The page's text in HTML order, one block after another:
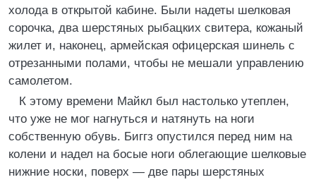
холода в открытой кабине. Были надеты шелковая
сорочка, два шерстяных рыбацких свитера, кожаный
жилет и, наконец, армейская офицерская шинель с
отрезанными полами, чтобы не мешали управлению
самолетом.
К этому времени Майкл был настолько утеплен,
что уже не мог нагнуться и натянуть на ноги
собственную обувь. Биггз опустился перед ним на
колени и надел на босые ноги облегающие шелковые
нижние носки, поверх — две пары шерстяных